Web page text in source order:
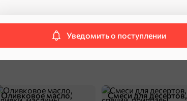
Уведомить о поступлении
Оливковое масло,
Смеси для десертов,